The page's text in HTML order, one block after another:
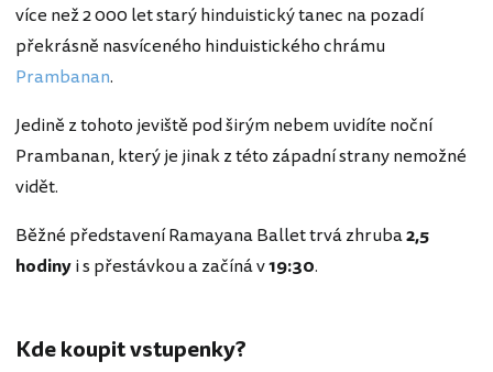
více než 2 000 let starý hinduistický tanec na pozadí
překrásně nasvíceného hinduistického chrámu
Prambanan.
Jedině z tohoto jeviště pod širým nebem uvidíte noční
Prambanan, který je jinak z této západní strany nemožné
vidět.
Běžné představení Ramayana Ballet trvá zhruba2,5
hodinyi s přestávkou a začíná v19:30.
Kde koupit vstupenky?